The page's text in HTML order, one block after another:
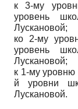
к 3-му
уровень
Лускановой;
ко 2-му
уровень
Лускановой;
к 1-му
й уровни
Лускановой.